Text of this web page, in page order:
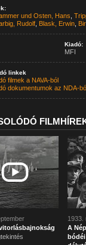
und Osten, Hans
Rudolf, Blask, Erwin,
Kiadó:
MFI
linkek
filmek a NAVA-ból
dokumentumok az NDA-
1933.
A